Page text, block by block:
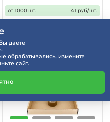
от 1000 шт. 41 руб/шт.
даете
обрабатывались, измените
сайт.